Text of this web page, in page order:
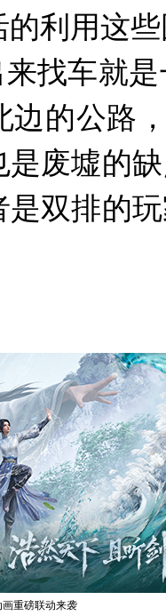
利用这
找车就
边的公路
废墟的
双排的
重磅联动来袭